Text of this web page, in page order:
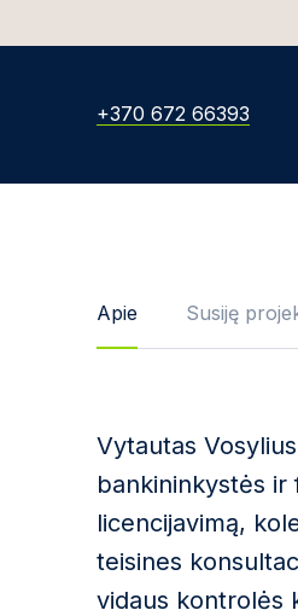
+370 672 66393
Apie Susiję
Vytautas
bankininkystės
licencijavimą,
teisines
vidaus kontrolės